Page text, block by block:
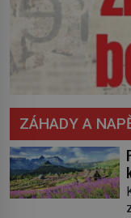
ZÁHADY A